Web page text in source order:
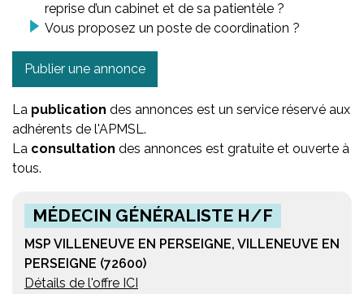
reprise d’un cabinet et de sa patientèle ?
Vous proposez un poste de coordination ?
Publier une annonce
La publication des annonces est un service réservé aux
adhérents de l'APMSL.
La consultation des annonces est gratuite et ouverte à
tous.
MÉDECIN GÉNÉRALISTE H/F
MSP VILLENEUVE EN PERSEIGNE, VILLENEUVE EN
PERSEIGNE (72600)
Détails de l'offre ICI